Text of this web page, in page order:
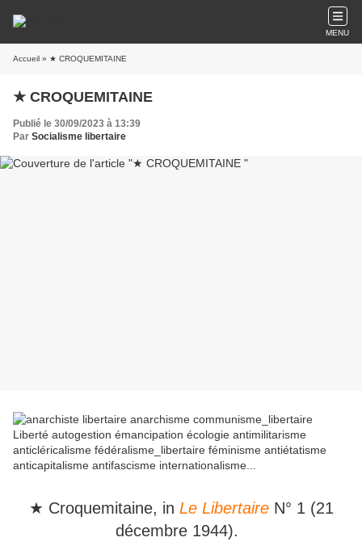
MENU
Accueil » ★ CROQUEMITAINE
★ CROQUEMITAINE
Publié le 30/09/2023 à 13:39
Par Socialisme libertaire
★ Croquemitaine, in Le LibertaireN° 1 (21
décembre 1944).